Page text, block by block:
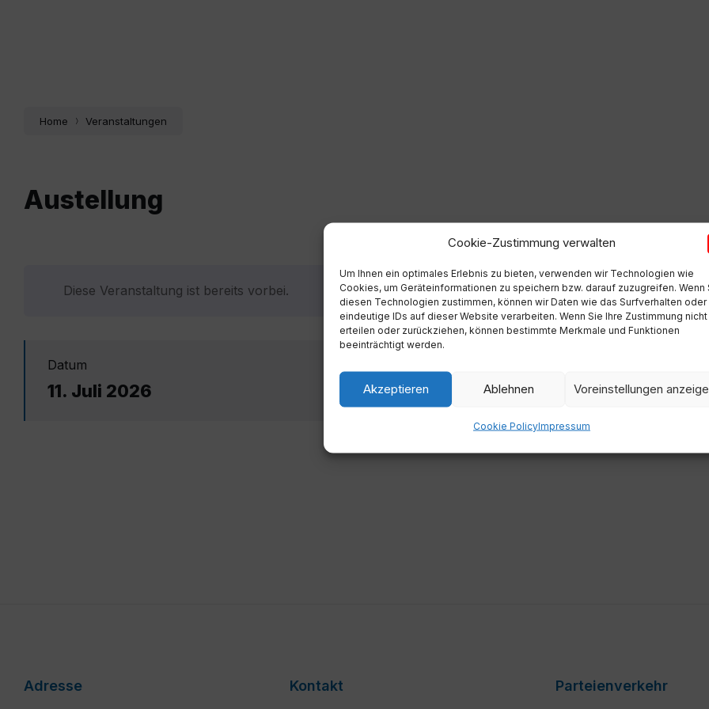
Cookie-Zustimmung verwalten
Um Ihnen ein optimales Erlebnis zu bieten, verwenden wir Technologien wie
Cookies, um Geräteinformationen zu speichern bzw. darauf zuzugreifen. Wenn
diesen Technologien zustimmen, können wir Daten wie das Surfverhalten oder
eindeutige IDs auf dieser Website verarbeiten. Wenn Sie Ihre Zustimmung nicht
erteilen oder zurückziehen, können bestimmte Merkmale und Funktionen
beeinträchtigt werden.
Akzeptieren Ablehnen Voreinstellungen
Cookie PolicyImpressum
Home Veranstaltungen
Austellung
Diese Veranstaltung ist bereits vorbei.
Datum
11. Juli 2026 10:00
Adresse Kontakt Parteienverkehr